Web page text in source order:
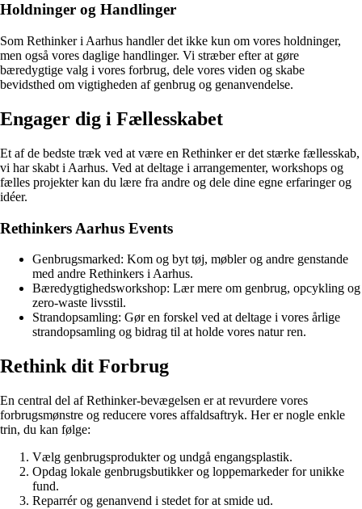
Holdninger og Handlinger
Som Rethinker i Aarhus handler det ikke kun om vores holdninger,
men også vores daglige handlinger. Vi stræber efter at gøre
bæredygtige valg i vores forbrug, dele vores viden og skabe
bevidsthed om vigtigheden af genbrug og genanvendelse.
Engager dig i Fællesskabet
Et af de bedste træk ved at være en Rethinker er det stærke fællesskab,
vi har skabt i Aarhus. Ved at deltage i arrangementer, workshops og
fælles projekter kan du lære fra andre og dele dine egne erfaringer og
idéer.
Rethinkers Aarhus Events
Genbrugsmarked: Kom og byt tøj, møbler og andre genstande
med andre Rethinkers i Aarhus.
Bæredygtighedsworkshop: Lær mere om genbrug, opcykling og
zero-waste livsstil.
Strandopsamling: Gør en forskel ved at deltage i vores årlige
strandopsamling og bidrag til at holde vores natur ren.
Rethink dit Forbrug
En central del af Rethinker-bevægelsen er at revurdere vores
forbrugsmønstre og reducere vores affaldsaftryk. Her er nogle enkle
trin, du kan følge:
Vælg genbrugsprodukter og undgå engangsplastik.
Opdag lokale genbrugsbutikker og loppemarkeder for unikke
fund.
Reparrér og genanvend i stedet for at smide ud.